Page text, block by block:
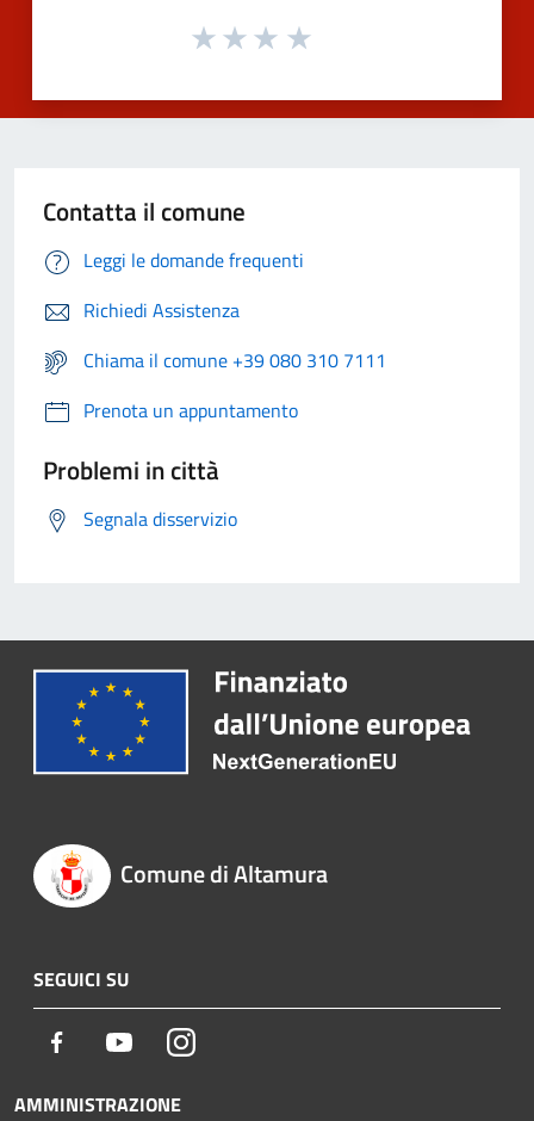
Contatta il comune
Leggi le domande frequenti
Richiedi Assistenza
Chiama il comune +39 080 310 7111
Prenota un appuntamento
Problemi in città
Segnala disservizio
Comune di Altamura
SEGUICI SU
Facebook YoutubeInstagram
AMMINISTRAZIONE